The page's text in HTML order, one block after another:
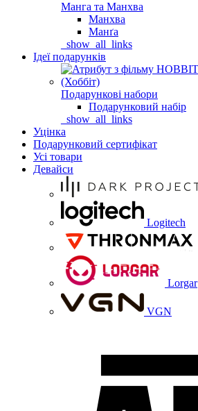
Манга та Манхва
Манхва
Манґа
_show_all_links
Ідеї подарунків
Подарункові набори
Подарунковий набір
_show_all_links
Уцінка
Подарунковий сертифікат
Усі товари
Девайси
Logitech
Lorgar
VGN